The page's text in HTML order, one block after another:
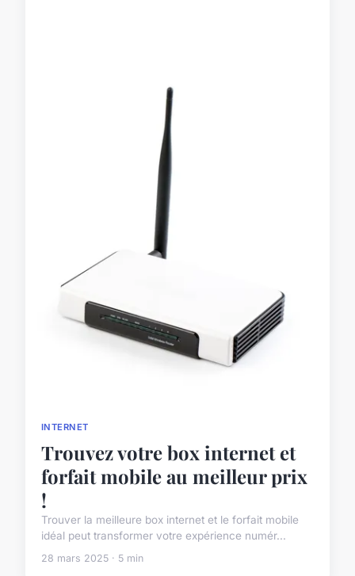
INTERNET
Trouvez votre box internet et
forfait mobile au meilleur prix
!
Trouver la meilleure box internet et le forfait mobile
idéal peut transformer votre expérience numér...
28 mars 2025 · 5 min